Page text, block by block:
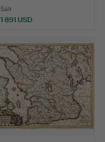
Sålt
1 891 USD